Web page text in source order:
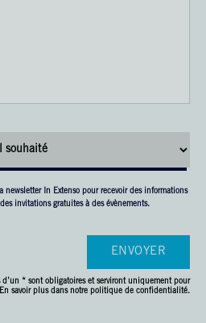
newsletter In Extenso pour recevoir des informations
invitations gratuites à des évènements.
d’un * sont obligatoires et serviront uniquement pour
savoir plus dans notre politique de confidentialité.